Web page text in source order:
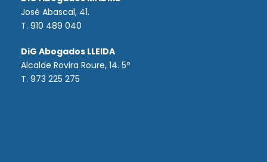
José Abascal, 41.
T. 910 489 040
DiG Abogados LLEIDA
Alcalde Rovira Roure, 14. 5º
T. 973 225 275